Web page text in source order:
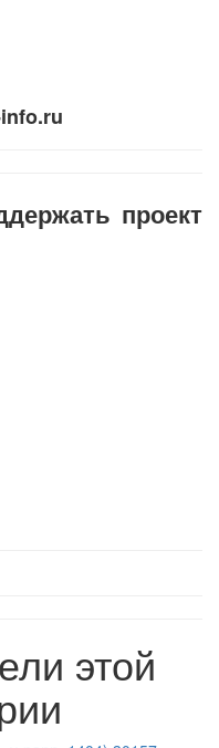
с ЧПУ.
для
твёрдых и
можно
на
и DXF,
проект
этой